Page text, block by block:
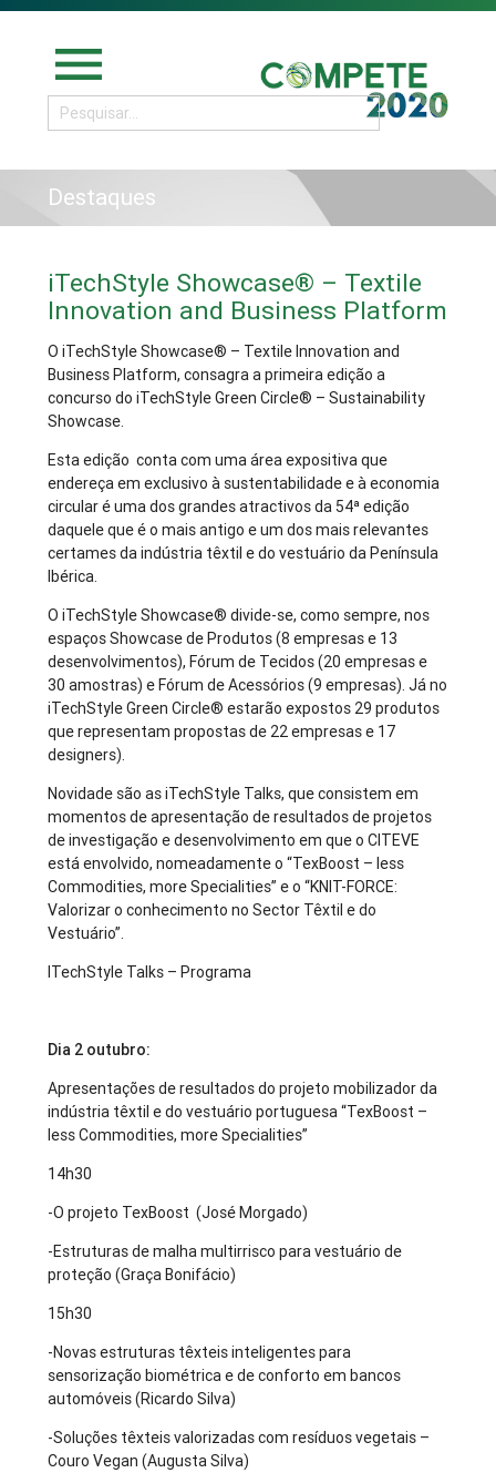
menu
Destaques
iTechStyle Showcase® – Textile
Innovation and Business Platform
O iTechStyle Showcase® – Textile Innovation and
Business Platform, consagra a primeira edição a
concurso do iTechStyle Green Circle® – Sustainability
Showcase.
Esta edição conta com uma área expositiva que
endereça em exclusivo à sustentabilidade e à economia
circular é uma dos grandes atractivos da 54ª edição
daquele que é o mais antigo e um dos mais relevantes
certames da indústria têxtil e do vestuário da Península
Ibérica.
O iTechStyle Showcase® divide-se, como sempre, nos
espaços Showcase de Produtos (8 empresas e 13
desenvolvimentos), Fórum de Tecidos (20 empresas e
30 amostras) e Fórum de Acessórios (9 empresas). Já no
iTechStyle Green Circle® estarão expostos 29 produtos
que representam propostas de 22 empresas e 17
designers).
Novidade são as iTechStyle Talks, que consistem em
momentos de apresentação de resultados de projetos
de investigação e desenvolvimento em que o CITEVE
está envolvido, nomeadamente o “TexBoost – less
Commodities, more Specialities” e o “KNIT-FORCE:
Valorizar o conhecimento no Sector Têxtil e do
Vestuário”.
ITechStyle Talks – Programa
Dia 2 outubro:
Apresentações de resultados do projeto mobilizador da
indústria têxtil e do vestuário portuguesa “TexBoost –
less Commodities, more Specialities”
14h30
-O projeto TexBoost (José Morgado)
-Estruturas de malha multirrisco para vestuário de
proteção (Graça Bonifácio)
15h30
-Novas estruturas têxteis inteligentes para
sensorização biométrica e de conforto em bancos
automóveis (Ricardo Silva)
-Soluções têxteis valorizadas com resíduos vegetais –
Couro Vegan (Augusta Silva)